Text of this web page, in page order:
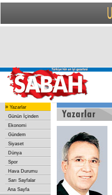
» Yazarlar
Günün İçinden
Ekonomi
Gündem
Siyaset
Dünya
Spor
Hava Durumu
Sarı Sayfalar
Ana Sayfa